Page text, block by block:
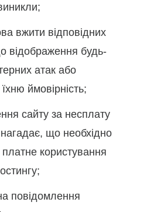
вжити відповідних
відображення будь-
атак або
їхню ймовірність;
сайту за несплату
що необхідно
користування
повідомлення